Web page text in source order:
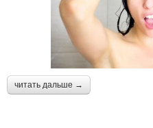
читать дальше →